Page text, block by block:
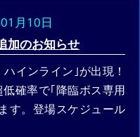
月10日
加のお知らせ
インライン｣が出現！
確率で｢降臨ボス専用
す。登場スケジュール